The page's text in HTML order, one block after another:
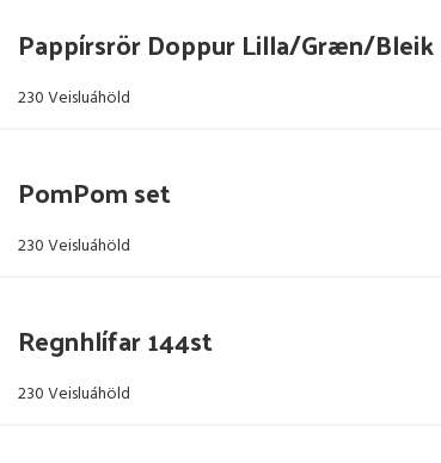
Pappírsrör Doppur Lilla/Græn/Bleik
230 Veisluáhöld
PomPom set
230 Veisluáhöld
Regnhlífar 144st
230 Veisluáhöld